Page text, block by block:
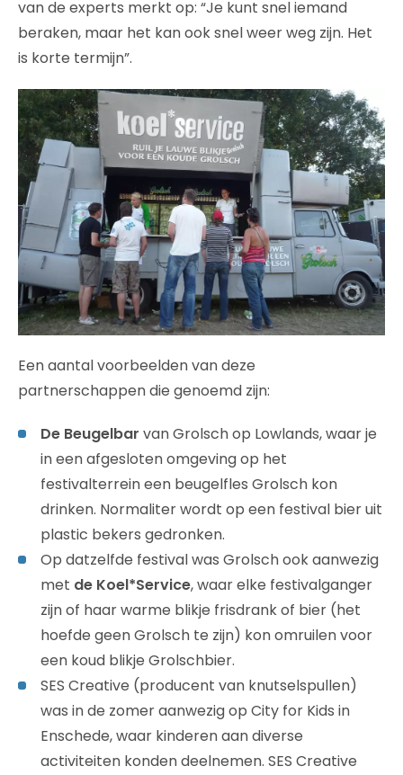
van de experts merkt op: “Je kunt snel iemand
beraken, maar het kan ook snel weer weg zijn. Het
is korte termijn”.
Een aantal voorbeelden van deze
partnerschappen die genoemd zijn:
De Beugelbar van Grolsch op Lowlands, waar je
in een afgesloten omgeving op het
festivalterrein een beugelfles Grolsch kon
drinken. Normaliter wordt op een festival bier uit
plastic bekers gedronken.
Op datzelfde festival was Grolsch ook aanwezig
met de Koel*Service, waar elke festivalganger
zijn of haar warme blikje frisdrank of bier (het
hoefde geen Grolsch te zijn) kon omruilen voor
een koud blikje Grolschbier.
SES Creative (producent van knutselspullen)
was in de zomer aanwezig op City for Kids in
Enschede, waar kinderen aan diverse
activiteiten konden deelnemen. SES Creative